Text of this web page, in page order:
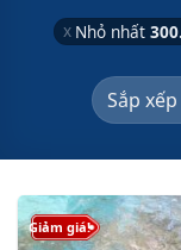
Nhỏ nhất
Giảm giá!